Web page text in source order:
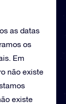
as datas
os
Em
não existe
existe